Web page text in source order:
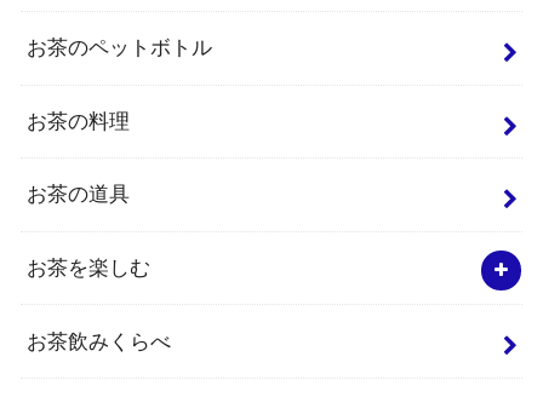
お茶のペットボトル
お茶の料理
お茶の道具
お茶を楽しむ
お茶飲みくらべ